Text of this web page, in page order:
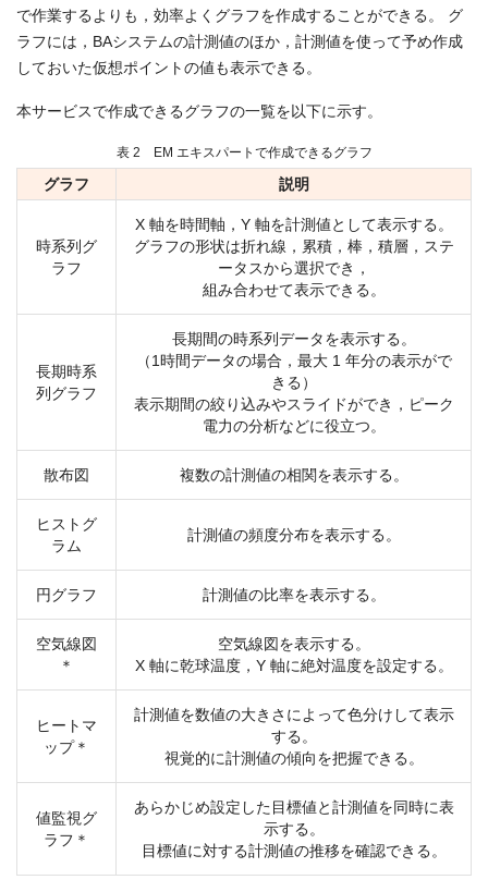
で作業するよりも，効率よくグラフを作成することができる。 グ
ラフには，BAシステムの計測値のほか，計測値を使って予め作成
しておいた仮想ポイントの値も表示できる。
本サービスで作成できるグラフの一覧を以下に示す。
表 2 EM エキスパートで作成できるグラフ
グラフ 説明
時系列グ
ラフ
X 軸を時間軸，Y 軸を計測値として表示する。
グラフの形状は折れ線，累積，棒，積層，ステ
ータスから選択でき，
組み合わせて表示できる。
長期時系
列グラフ
長期間の時系列データを表示する。
（1時間データの場合，最大 1 年分の表示がで
きる）
表示期間の絞り込みやスライドができ，ピーク
電力の分析などに役立つ。
散布図 複数の計測値の相関を表示する。
ヒストグ
ラム
計測値の頻度分布を表示する。
円グラフ 計測値の比率を表示する。
空気線図
＊
空気線図を表示する。
X 軸に乾球温度，Y 軸に絶対温度を設定する。
ヒートマ
ップ＊
計測値を数値の大きさによって色分けして表示
する。
視覚的に計測値の傾向を把握できる。
値監視グ
ラフ＊
あらかじめ設定した目標値と計測値を同時に表
示する。
目標値に対する計測値の推移を確認できる。